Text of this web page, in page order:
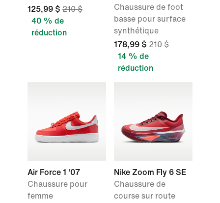
125,99 $ 210 $
40 % de
réduction
Chaussure de foot
basse pour surface
synthétique
178,99 $ 210 $
14 % de
réduction
Air Force 1 '07
Chaussure pour
femme
Nike Zoom Fly 6 SE
Chaussure de
course sur route